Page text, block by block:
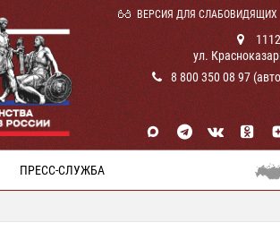
ВЕРСИЯ ДЛЯ СЛАБОВИДЯЩИХ
ул.
8 800 350 08 97
ПРЕСС-СЛУЖБА